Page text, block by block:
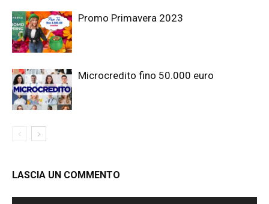
Promo Primavera 2023
Microcredito fino 50.000 euro
LASCIA UN COMMENTO